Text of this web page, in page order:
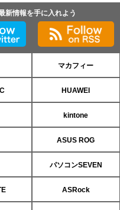
新情報を手に入れよう
マカフィー
HUAWEI
kintone
ASUS ROG
パソコンSEVEN
ASRock